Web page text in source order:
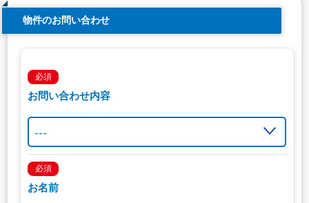
物件のお問い合わせ
必須
お問い合わせ内容
必須
お名前